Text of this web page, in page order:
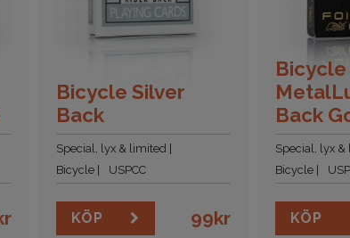
Bicycle Silver
Back
Special, lyx & limited
Bicycle
USPCC
KÖP 99kr
Bicycle
Back
Special, lyx
Bicycle
KÖP